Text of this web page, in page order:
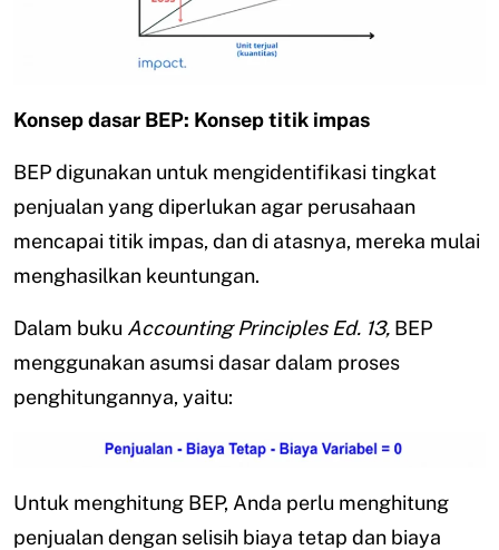
Konsep dasar BEP: Konsep titik impas
BEP digunakan untuk mengidentifikasi tingkat
penjualan yang diperlukan agar perusahaan
mencapai titik impas, dan di atasnya, mereka mulai
menghasilkan keuntungan.
Dalam buku Accounting Principles Ed. 13, BEP
menggunakan asumsi dasar dalam proses
penghitungannya, yaitu:
Untuk menghitung BEP, Anda perlu menghitung
penjualan dengan selisih biaya tetap dan biaya